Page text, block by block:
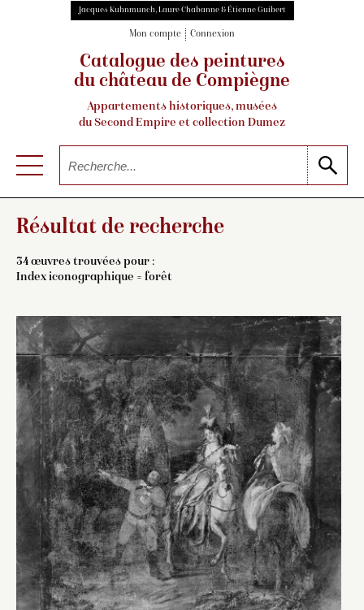
Jacques Kuhnmunch, Laure Chabanne & Étienne Guibert
Mon compte Connexion
Catalogue des peintures
du château de Compiègne
Appartements historiques, musées
du Second Empire et collection Dumez
Résultat de recherche
34 œuvres trouvées pour :
Index iconographique = forêt